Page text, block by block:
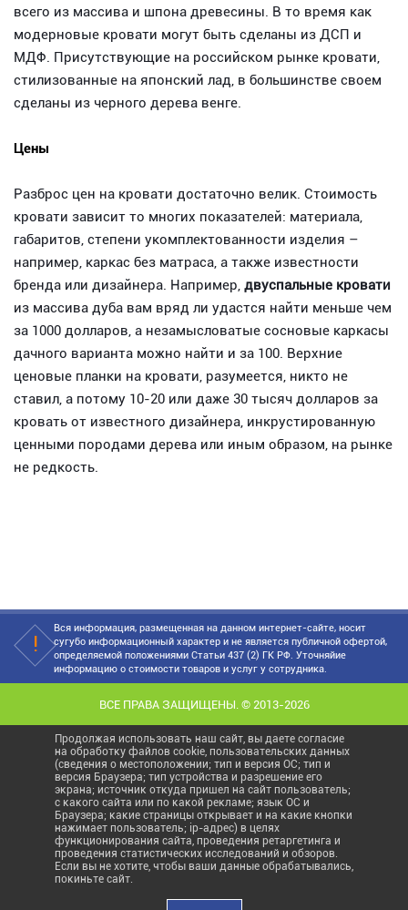
всего из массива и шпона древесины. В то время как
модерновые кровати могут быть сделаны из ДСП и
МДФ. Присутствующие на российском рынке кровати,
стилизованные на японский лад, в большинстве своем
сделаны из черного дерева венге.
Цены
Разброс цен на кровати достаточно велик. Стоимость
кровати зависит то многих показателей: материала,
габаритов, степени укомплектованности изделия –
например, каркас без матраса, а также известности
бренда или дизайнера. Например, двуспальные кровати
из массива дуба вам вряд ли удастся найти меньше чем
за 1000 долларов, а незамысловатые сосновые каркасы
дачного варианта можно найти и за 100. Верхние
ценовые планки на кровати, разумеется, никто не
ставил, а потому 10-20 или даже 30 тысяч долларов за
кровать от известного дизайнера, инкрустированную
ценными породами дерева или иным образом, на рынке
не редкость.
Вся информация, размещенная на данном интернет-сайте, носит
сугубо информационный характер и не является публичной офертой,
определяемой положениями Статьи 437 (2) ГК РФ. Уточняйие
информацию о стоимости товаров и услуг у сотрудника.
ВСЕ ПРАВА ЗАЩИЩЕНЫ. © 2013-2026
Продолжая использовать наш сайт, вы даете согласие
на обработку файлов cookie, пользовательских данных
(сведения о местоположении; тип и версия ОС; тип и
версия Браузера; тип устройства и разрешение его
экрана; источник откуда пришел на сайт пользователь;
с какого сайта или по какой рекламе; язык ОС и
Браузера; какие страницы открывает и на какие кнопки
нажимает пользователь; ip-адрес) в целях
функционирования сайта, проведения ретаргетинга и
проведения статистических исследований и обзоров.
Если вы не хотите, чтобы ваши данные обрабатывались,
покиньте сайт.